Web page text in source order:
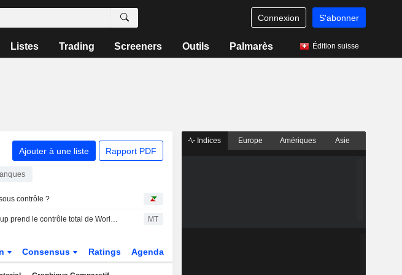
Connexion S'abonner
Listes Trading Screeners Outils Palmarès Édition suisse
Ajouter à une liste Rapport PDF
contrôle ?
ANZ Group prend le contrôle total de Worldline Australia MT
Consensus Ratings Agenda
Indices Europe Amériques Asie